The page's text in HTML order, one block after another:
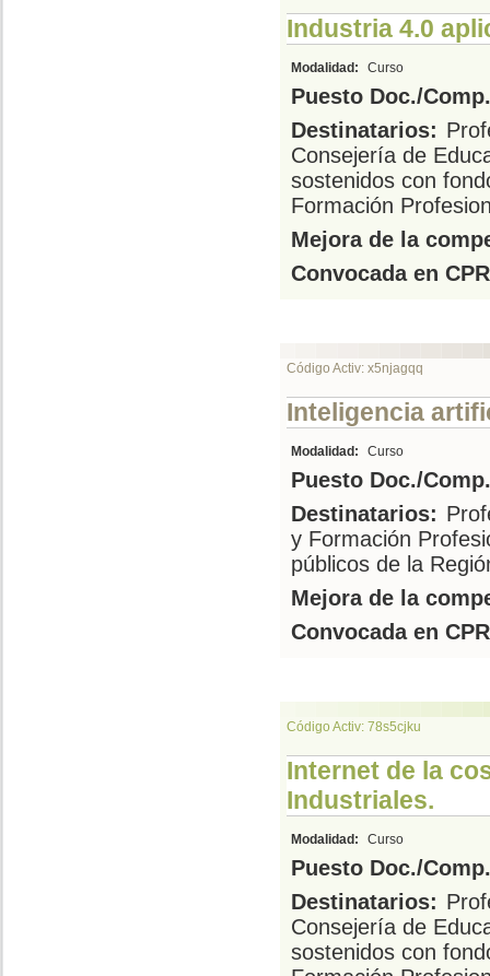
Industria 4.0
Modalidad: Curso
Puesto Doc./
Destinatarios:
Consejería de
sostenidos con
Formación
Mejora de la
Convocada en
Código Activ: x5njagqq
Inteligencia
Modalidad: Curso
Puesto Doc./
Destinatarios:
y Formación
públicos de la
Mejora de la
Convocada en
Código Activ: 78s5cjku
Internet de la
Industriales.
Modalidad: Curso
Puesto Doc./
Destinatarios:
Consejería de
sostenidos con